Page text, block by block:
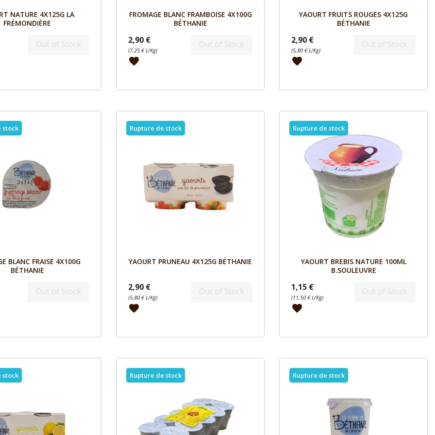
Aperçu
NATURE 4X125G LA
FRÉMONDIÈRE
Out of Stock
Aperçu
FROMAGE BLANC FRAMBOISE 4X100G
BÉTHANIE
2,90 €
(7,25 € L/Kg)
Out of Stock
favorite
Aperçu
YAOURT FRUITS ROUGES 4X125G
BÉTHANIE
2,90 €
(5,80 € L/Kg)
Out of Stock
favorite
Aperçu
BLANC FRAISE 4X100G
BÉTHANIE
Out of Stock
stock
Aperçu
YAOURT PRUNEAU 4X125G BÉTHANIE
2,90 €
(5,80 € L/Kg)
Out of Stock
favorite
Rupture de stock
Aperçu
YAOURT BREBIS NATURE 100ML
B.SOULEUVRE
1,15 €
(11,50 € L/Kg)
Out of Stock
favorite
Rupture de stock
stock Rupture de stock Rupture de stock